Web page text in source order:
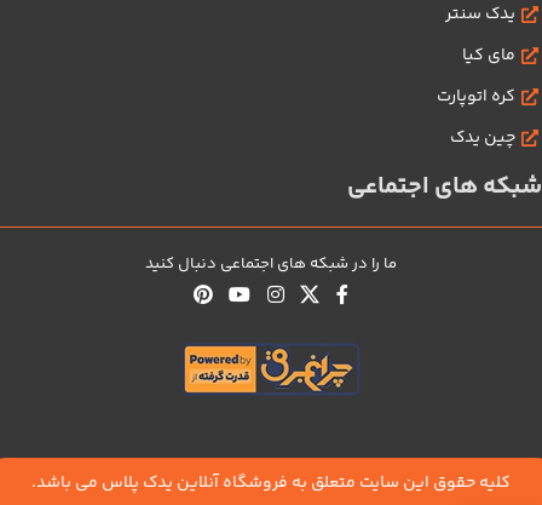
یدک سنتر
مای کیا
کره اتوپارت
چین یدک
شبکه های اجتماعی
ما را در شبکه های اجتماعی دنبال کنید
کلیه حقوق این سایت متعلق به فروشگاه آنلاین یدک پلاس می باشد.